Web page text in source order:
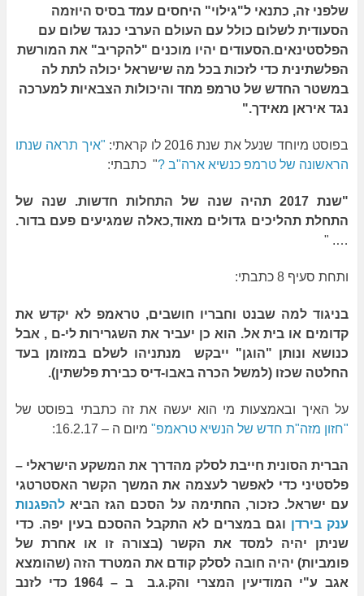
שלפני זה, כתנאי ל"גילוי" היחסים עמד בסיס היוזמה
הסעודית לשלום כולל עם העולם הערבי כנגד שלום עם
הפלסטינאים.הסעודים יהיו מוכנים "להקריב" את המורשת
הפלשתינית כדי לזכות בכל מה שישראל יכולה לתת לה
במשטר החדש של טרמפ מחד והיכולות הצבאיות למערכה
נגד איראן מאידך."
בפוסט מיוחד שנעל את שנת 2016 לו קראתי:
"איך תראה שנתו
הראשונה של טרמפ כנשיא ארה"ב ?" כתבתי:
"שנת 2017 תהיה שנה של התחלות חדשות. שנה של
התחלת תהליכים גדולים מאוד,כאלה שמגיעים פעם בדור.
…. "
ותחת סעיף 8 כתבתי:
בניגוד למה שבנט וחבריו חושבים, טראמפ לא יקדש את
קדומים או בית אל. הוא כן יעביר את השגרירות לי-ם , אבל
כנושא ונותן "הוגן" ייבקש מנתניהו לשלם במזומן בעד
החלטה שכזו (למשל הכרה באבו-דיס כבירת פלשתין).
על האיך ובאמצעות מי הוא יעשה את זה כתבתי בפוסט של
"חזון מזה"ת חדש של הנשיא טראמפ"מיום ה – 16.2.17:
הברית הסונית חייבת לסלק מהדרך את המשקע הישראלי –
פלסטיני כדי לאפשר לעצמה את המשך הקשר האסטרטגי
עם ישראל. כזכור, החתימה על הסכם הגז הביאלהפגנות
ענק בירדן וגם במצרים לא התקבל ההסכם בעין יפה. כדי
שניתן יהיה למסד את הקשר (בצורה זו או אחרת של
פומביות) יהיה חובה לסלק קודם את המטרד הזה (שהומצא
אגב ע"י המודיעין המצרי והק.ג.ב ב – 1964 כדי לזנב